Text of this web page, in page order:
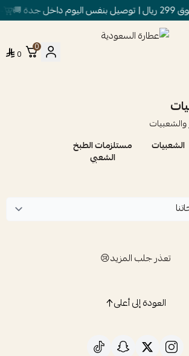
🚚
0
0
والشعبيات
الشعبيات مستلزمات الطبخ
الشعبي
تعذر جلب المزيد😢
العودة إلى أعلى